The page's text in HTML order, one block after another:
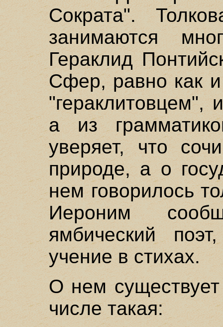
Сократа".
занимаются
Гераклид
Сфер, равно как
"гераклитовцем",
а из
уверяет, что
природе, а о
нем говорилось
Иероним
ямбический
учение в стихах.
О нем
числе такая: